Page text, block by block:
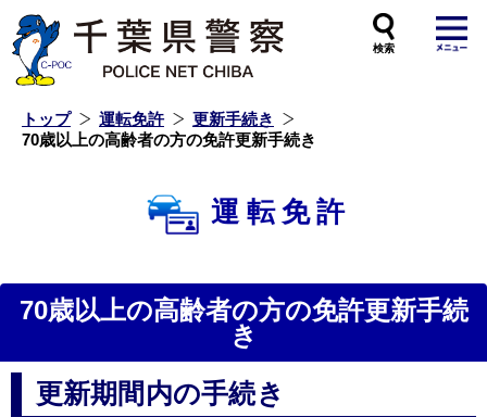
トップ 運転免許
更新手続き
70歳以上の高齢者の方の免許更新手続き
運転免許
70歳以上の高齢者の方の免許更新手続
き
更新期間内の手続き